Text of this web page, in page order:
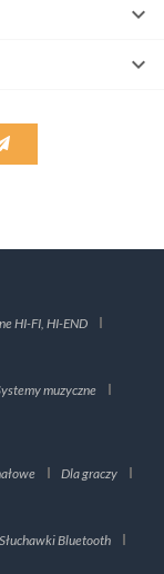


HI-FI, HI-END
muzyczne
Dla graczy
Słuchawki Bluetooth